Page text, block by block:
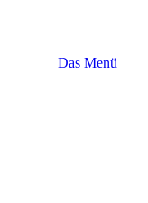
Das Menü